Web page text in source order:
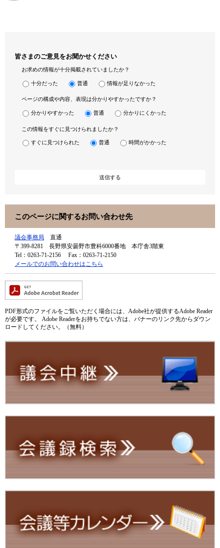
皆さまのご意見をお聞かせください
お求めの情報が十分掲載されていましたか？
十分だった 普通 情報が足りなかった
ページの構成や内容、表現は分かりやすかったですか？
分かりやすかった 普通 分かりにくかった
この情報をすぐに見つけられましたか？
すぐに見つけられた 普通 時間がかかった
このページに関するお問い合わせ先
議会事務局
直通
〒399-8281
長野県安曇野市豊科6000番地 本庁舎3階東
Tel：0263-71-2156
Fax：0263-71-2150
メールでのお問い合わせはこちら
PDF形式のファイルをご覧いただく場合には、Adobe社が提供するAdobe Reader
が必要です。
Adobe Readerをお持ちでない方は、バナーのリンク先からダウン
ロードしてください。（無料）